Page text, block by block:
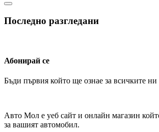
Последно разгледани
Абонирай се
Бъди първия който ще ознае за всичките
Авто Мол е уеб сайт и онлайн магазин
за вашият автомобил.